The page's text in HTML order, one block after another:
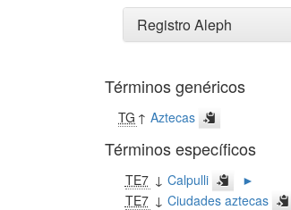
Registro Aleph
Términos genéricos
TG ↑Aztecas
Términos específicos
TE7 ↓ Calpulli
►
TE7 ↓ Ciudades aztecas